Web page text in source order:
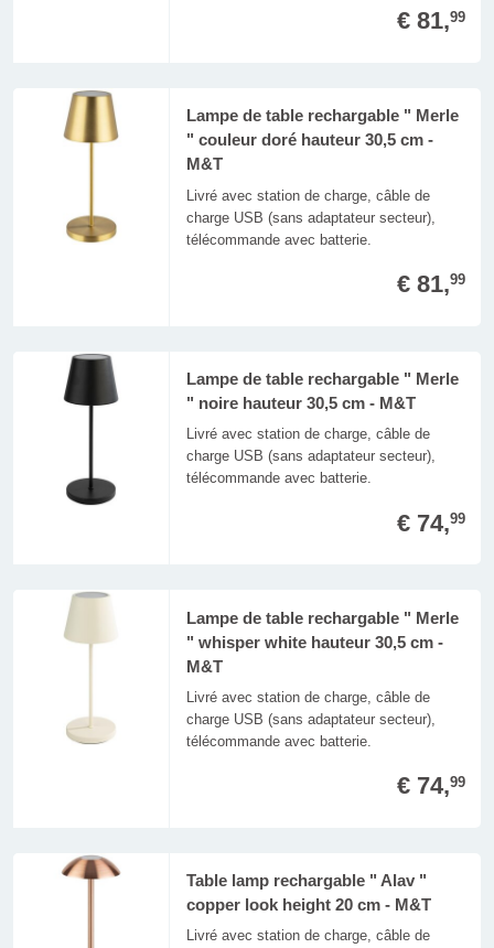
€ 81,99
Lampe de table rechargable " Merle
" couleur doré hauteur 30,5 cm -
M&T
Livré avec station de charge, câble de
charge USB (sans adaptateur secteur),
télécommande avec batterie.
€ 81,99
Lampe de table rechargable " Merle
" noire hauteur 30,5 cm - M&T
Livré avec station de charge, câble de
charge USB (sans adaptateur secteur),
télécommande avec batterie.
€ 74,99
Lampe de table rechargable " Merle
" whisper white hauteur 30,5 cm -
M&T
Livré avec station de charge, câble de
charge USB (sans adaptateur secteur),
télécommande avec batterie.
€ 74,99
Table lamp rechargable " Alav "
copper look height 20 cm - M&T
Livré avec station de charge, câble de